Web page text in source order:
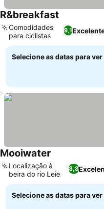
R&breakfast
9,1
Comodidades
para ciclistas
Selecione as datas para
Mooiwater
8,8
Localização à
beira do rio Leie
Selecione as datas para